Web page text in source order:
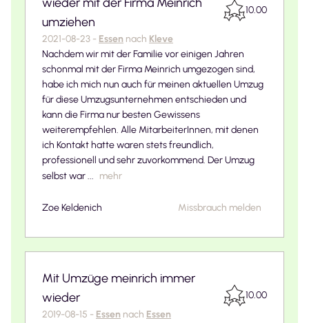
umziehen
2021-08-23 - Essen nach Kleve
10.00
Nachdem wir mit der Familie vor einigen Jahren
schonmal mit der Firma Meinrich umgezogen sind,
habe ich mich nun auch für meinen aktuellen Umzug
für diese Umzugsunternehmen entschieden und
kann die Firma nur besten Gewissens
weiterempfehlen. Alle MitarbeiterInnen, mit denen
ich Kontakt hatte waren stets freundlich,
professionell und sehr zuvorkommend. Der Umzug
selbst war ... mehr
Zoe Keldenich Missbrauch melden
Mit Umzüge meinrich immer
wieder
2019-08-15 - Essen nach Essen
10.00